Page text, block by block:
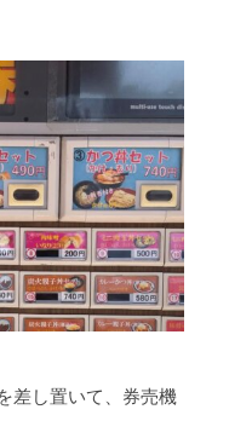
差し置いて、券売機